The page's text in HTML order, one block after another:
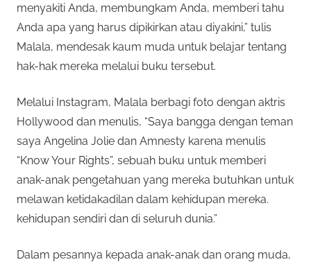
menyakiti Anda, membungkam Anda, memberi tahu
Anda apa yang harus dipikirkan atau diyakini,” tulis
Malala, mendesak kaum muda untuk belajar tentang
hak-hak mereka melalui buku tersebut.
Melalui Instagram, Malala berbagi foto dengan aktris
Hollywood dan menulis, “Saya bangga dengan teman
saya Angelina Jolie dan Amnesty karena menulis
“Know Your Rights”, sebuah buku untuk memberi
anak-anak pengetahuan yang mereka butuhkan untuk
melawan ketidakadilan dalam kehidupan mereka.
kehidupan sendiri dan di seluruh dunia.”
Dalam pesannya kepada anak-anak dan orang muda,